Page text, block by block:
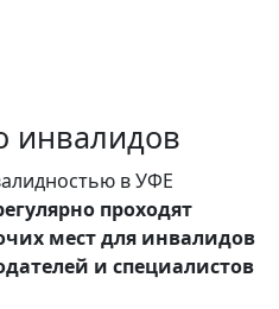
инвалидов
проходят
мест для инвалидов
и специалистов